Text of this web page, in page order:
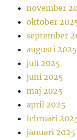
november
oktober
september
augusti 2025
juli 2025
juni 2025
maj 2025
april 2025
februari
januari 2025